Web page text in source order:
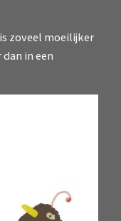
zoveel moeilijker
in een